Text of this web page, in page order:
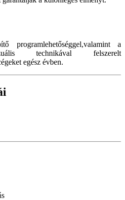
programlehetőséggel,valamint a
technikával felszerelt
egész évben.